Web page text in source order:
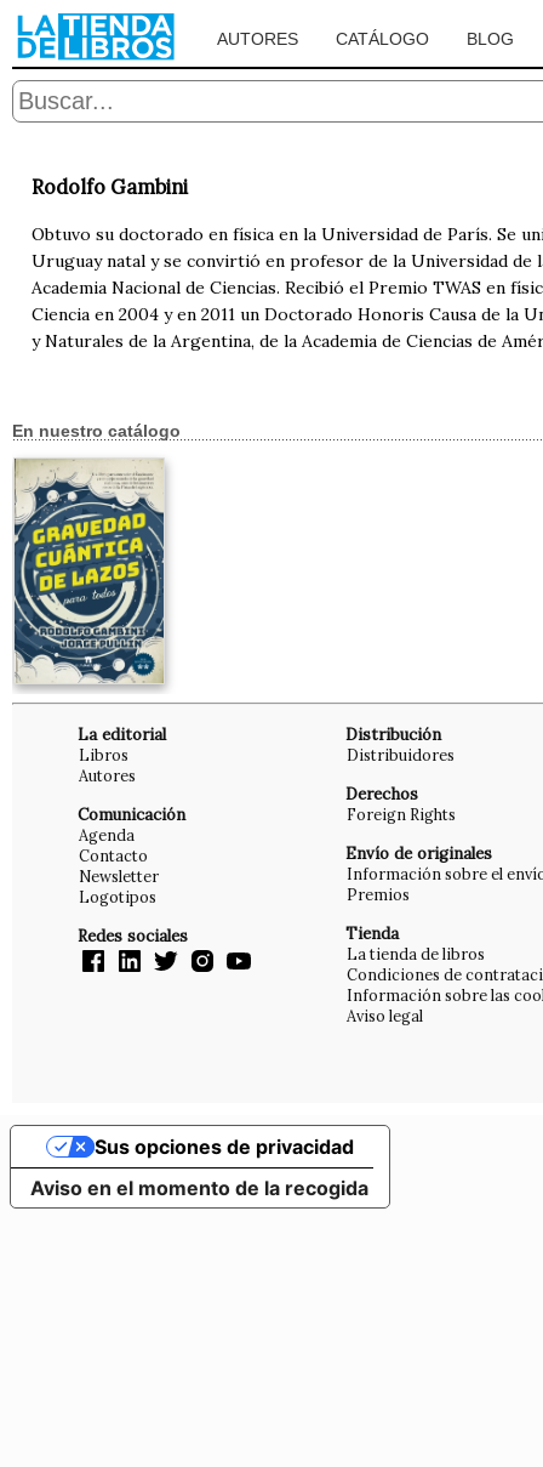
AUTORES CATÁLOGO BLOG
Rodolfo Gambini
Obtuvo su doctorado en física en la Universidad de París. Se
Uruguay natal y se convirtió en profesor de la Universidad de
Academia Nacional de Ciencias. Recibió el Premio TWAS en
Ciencia en 2004 y en 2011 un Doctorado Honoris Causa de la
y Naturales de la Argentina, de la Academia de Ciencias de
En nuestro catálogo
La editorial
Libros
Autores
Comunicación
Agenda
Contacto
Newsletter
Logotipos
Redes sociales
Distribución
Distribuidores
Derechos
Foreign Rights
Envío de originales
Información sobre el
Premios
Tienda
La tienda de libros
Condiciones de
Información sobre las
Aviso legal
Aviso en el momento de la recogida
Sus opciones de privacidad